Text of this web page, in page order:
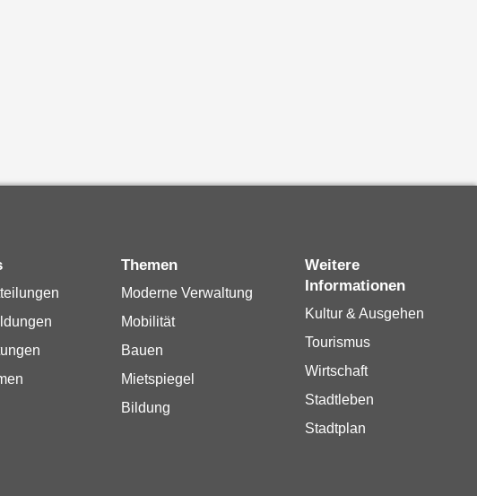
Themen
Moderne Verwaltung
Mobilität
Bauen
Mietspiegel
Bildung
Weitere
Informationen
Kultur & Ausgehen
Tourismus
Wirtschaft
Stadtleben
Stadtplan